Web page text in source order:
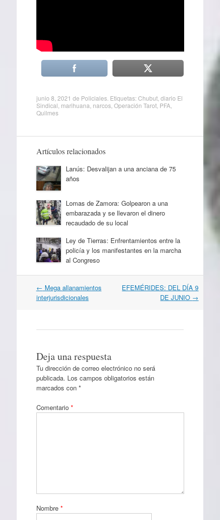
junio 8, 2021 de Policiales. Etiquetas:Chubut,diario El
Sindical, marihuana, narcos,Operación Tarot, PFA,
Quilmes
Artículos relacionados
Lanús: Desvalijan a una anciana de 75
años
Lomas de Zamora: Golpearon a una
embarazada y se llevaron el dinero
recaudado de su local
Ley de Tierras: Enfrentamientos entre la
policía y los manifestantes en la marcha
al Congreso
Navegación
por
← Mega allanamientos
interjurisdicionales
EFEMÉRIDES: DEL DÍA 9
DE JUNIO →
Deja una respuesta
Tu dirección de correo electrónico no será
publicada. Los campos obligatorios están
marcados con *
Comentario *
Nombre *